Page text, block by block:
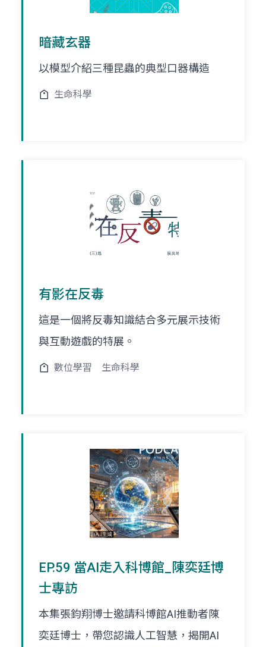
暗藏玄器
以模型介紹三種昆蟲的典型口器構造
生命科學
有影在反毒
這是一個將反毒知識結合多元展示技術
與互動遊戲的特展。
數位學習 生命科學
EP.59 當AI走入科博館_陳奕廷博
士專訪
本集張鈞翔博士邀請科博館AI推動者陳
奕廷博士，帶您認識人工智慧，揭開AI